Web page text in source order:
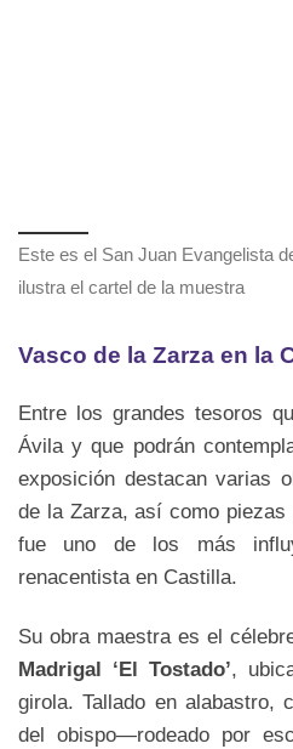
Este es el San Juan Evangelista
ilustra el cartel de la muestra
Vasco de la Zarza en la
Entre los grandes tesoros
Ávila y que podrán
exposición destacan varias
de la Zarza, así como
fue uno de los más
renacentista en Castilla.
Su obra maestra es el
Madrigal ‘El Tostado’,
girola. Tallado en alabastro,
del obispo—rodeado por